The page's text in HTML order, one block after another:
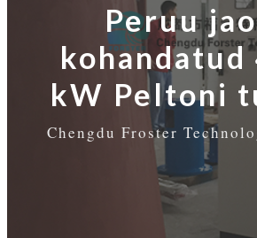
Peruu
kohandatud
kW Peltoni
Chengdu Froster